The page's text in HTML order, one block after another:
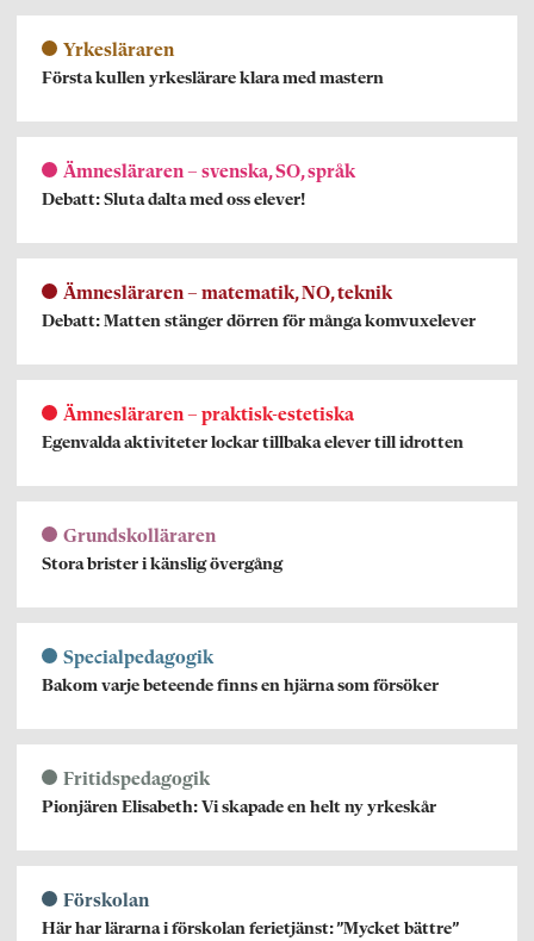
Yrkesläraren
Första kullen yrkeslärare klara med mastern
Ämnesläraren – svenska, SO, språk
Debatt: Sluta dalta med oss elever!
Ämnesläraren – matematik, NO, teknik
Debatt: Matten stänger dörren för många komvuxelever
Ämnesläraren – praktisk-estetiska
Egenvalda aktiviteter lockar tillbaka elever till idrotten
Grundskolläraren
Stora brister i känslig övergång
Specialpedagogik
Bakom varje beteende finns en hjärna som försöker
Fritidspedagogik
Pionjären Elisabeth: Vi skapade en helt ny yrkeskår
Förskolan
Här har lärarna i förskolan ferietjänst: ”Mycket bättre”